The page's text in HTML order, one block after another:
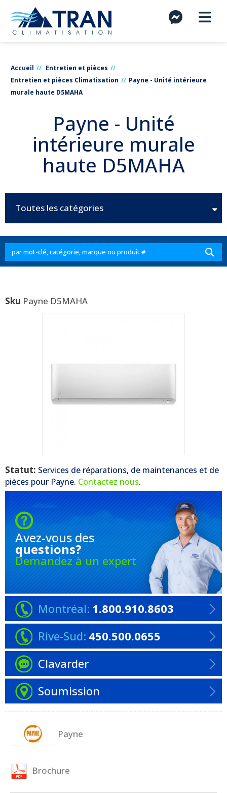
Accueil
Entretien et pièces
Entretien et pièces Climatisation
Payne - Unité intérieure
murale haute D5MAHA
Payne - Unité
intérieure murale
haute D5MAHA
Toutes les catégories
Sku Payne D5MAHA
Statut: Services de réparations, de maintenances et de
pièces pour Payne. Contactez nous.
Avez-vous des
questions?
Demandez à un expert
Montréal: 1.800.910.8603
Rive-Sud: 450.500.0655
Clavarder
Soumission
Payne
Brochure